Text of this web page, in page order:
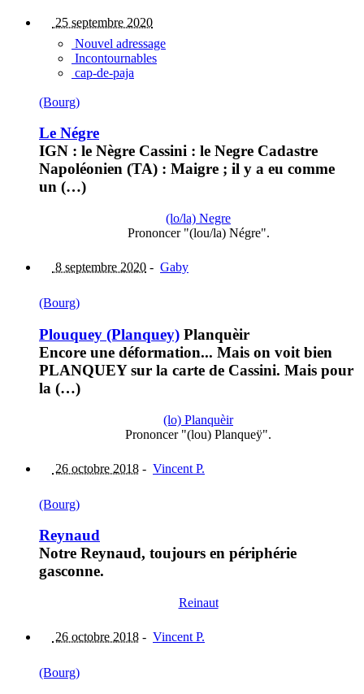
25 septembre 2020
Nouvel adressage
Incontournables
cap-de-paja
(Bourg)
Le Négre
IGN : le Nègre Cassini : le Negre Cadastre
Napoléonien (TA) : Maigre ; il y a eu comme
un (…)
(lo/la) Negre
Prononcer "(lou/la) Négre".
8 septembre 2020 - Gaby
(Bourg)
Plouquey (Planquey) Planquèir
Encore une déformation... Mais on voit bien
PLANQUEY sur la carte de Cassini. Mais pour
la (…)
(lo) Planquèir
Prononcer "(lou) Planqueÿ".
26 octobre 2018 - Vincent P.
(Bourg)
Reynaud
Notre Reynaud, toujours en périphérie
gasconne.
Reinaut
26 octobre 2018 - Vincent P.
(Bourg)